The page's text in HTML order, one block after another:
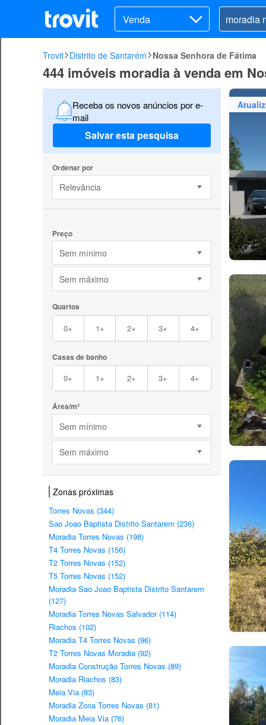
Venda
Trovit Distrito de Santarém Nossa Senhora de Fátima
444 imóveis moradia à venda em
Receba os novos anúncios por e-
mail
Salvar esta pesquisa
Ordenar por
Relevância
Preço
Sem mínimo
Sem máximo
Quartos
0+ 1+ 2+ 3+ 4+
Casas de banho
0+ 1+ 2+ 3+ 4+
Área/m²
Sem mínimo
Sem máximo
Zonas próximas
Torres Novas (344)
Sao Joao Baptista Distrito Santarem (236)
Moradia Torres Novas (198)
T4 Torres Novas (156)
T2 Torres Novas (152)
T5 Torres Novas (152)
Moradia Sao Joao Baptista Distrito Santarem
(127)
Moradia Torres Novas Salvador (114)
Riachos (102)
Moradia T4 Torres Novas (96)
T2 Torres Novas Moradia (92)
Moradia Construção Torres Novas (89)
Moradia Riachos (83)
Meia Via (83)
Moradia Zona Torres Novas (81)
Moradia Meia Via (76)